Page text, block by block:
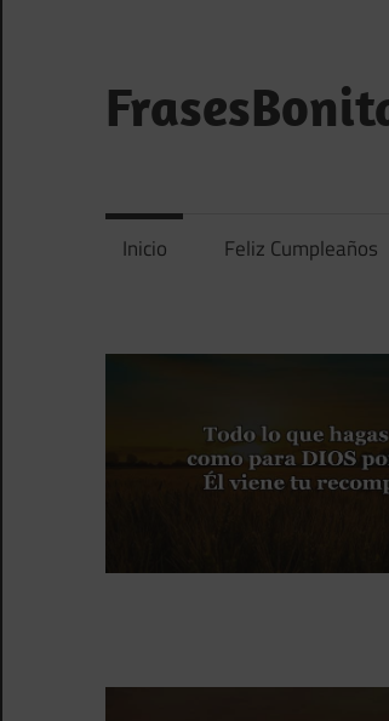
contenido
Inicio Feliz Cumpleaños